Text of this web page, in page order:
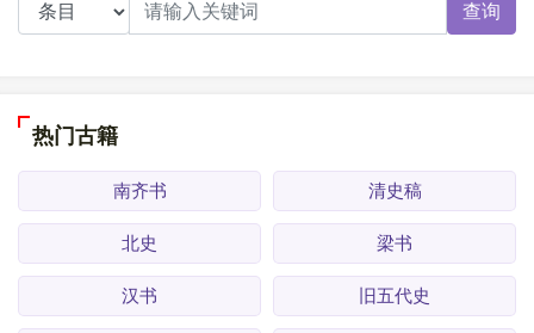
查询
热门古籍
南齐书 清史稿
北史 梁书
汉书 旧五代史